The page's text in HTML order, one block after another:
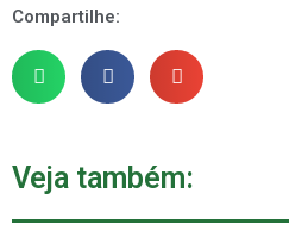
Compartilhe:
Veja também: